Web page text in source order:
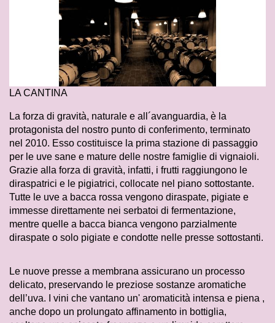
LA CANTINA
La forza di gravità, naturale e all´avanguardia, è la
protagonista del nostro punto di conferimento, terminato
nel 2010. Esso costituisce la prima stazione di passaggio
per le uve sane e mature delle nostre famiglie di vignaioli.
Grazie alla forza di gravità, infatti, i frutti raggiungono le
diraspatrici e le pigiatrici, collocate nel piano sottostante.
Tutte le uve a bacca rossa vengono diraspate, pigiate e
immesse direttamente nei serbatoi di fermentazione,
mentre quelle a bacca bianca vengono parzialmente
diraspate o solo pigiate e condotte nelle presse sottostanti.
Le nuove presse a membrana assicurano un processo
delicato, preservando le preziose sostanze aromatiche
dell’uva. I vini che vantano un' aromaticità intensa e piena ,
anche dopo un prolungato affinamento in bottiglia,